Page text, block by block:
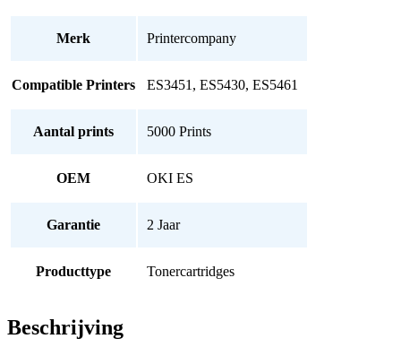
Merk Printercompany
Compatible Printers ES3451, ES5430, ES5461
Aantal prints 5000 Prints
OEM OKI ES
Garantie 2 Jaar
Producttype Tonercartridges
Beschrijving